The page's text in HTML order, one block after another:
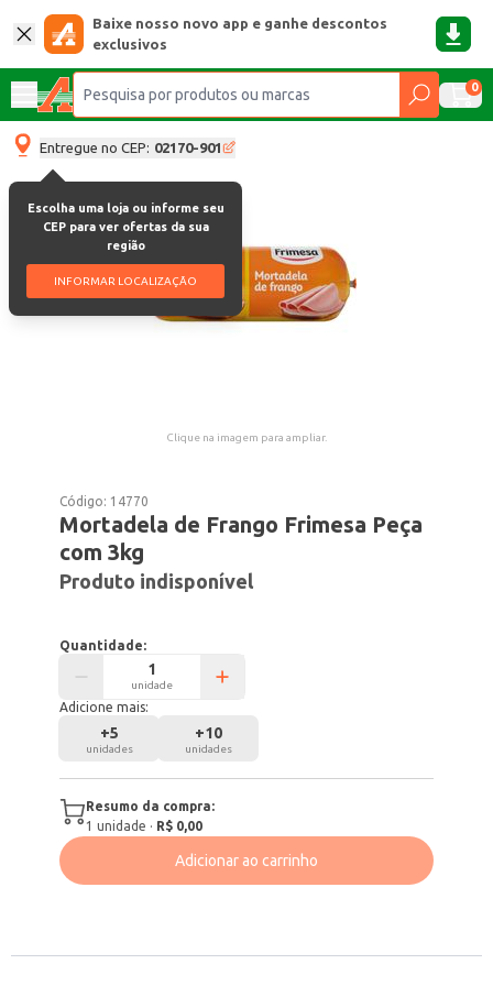
Baixe nosso novo app e ganhe descontos
exclusivos
0
Entregue no CEP: 02170-901
Escolha uma loja ou informe seu
CEP para ver ofertas da sua
região
INFORMAR LOCALIZAÇÃO
Clique na imagem para ampliar.
Código: 14770
Mortadela de Frango Frimesa Peça
com 3kg
Produto indisponível
Quantidade:
unidade
Adicione mais:
+5
unidades
+10
unidades
Resumo da compra:
1 unidade · R$ 0,00
Adicionar ao carrinho